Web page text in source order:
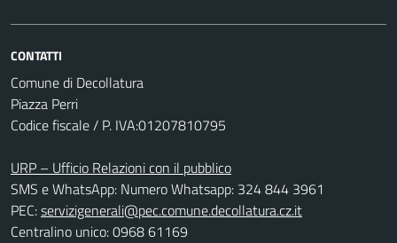
CONTATTI
Comune di Decollatura
Piazza Perri
Codice fiscale / P. IVA:01207810795
URP – Ufficio Relazioni con il pubblico
SMS e WhatsApp: Numero Whatsapp: 324 844 3961
PEC:servizigenerali@pec.comune.decollatura.cz.it
Centralino unico: 0968 61169